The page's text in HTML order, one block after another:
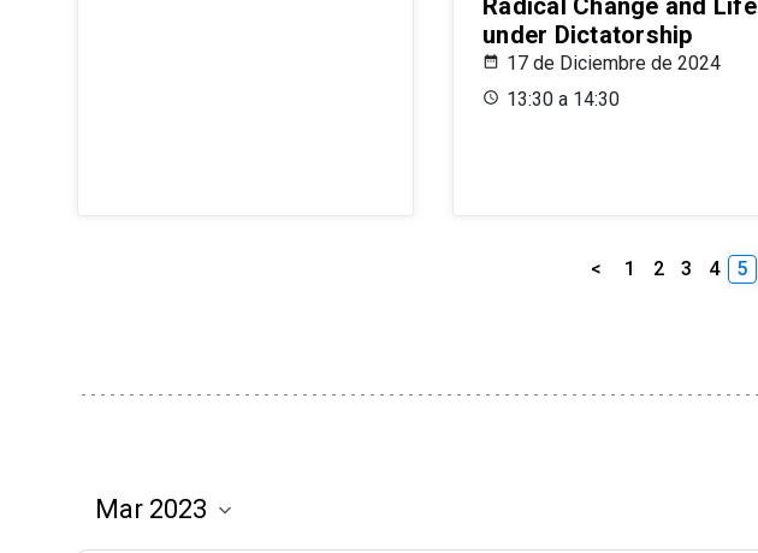
Radical Change and Life
under Dictatorship
17 de Diciembre de 2024
13:30 a 14:30
< 1 2 3 4 5